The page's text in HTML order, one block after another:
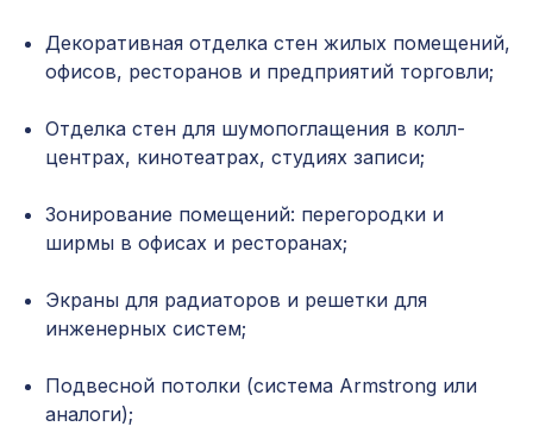
1850х16х16 мм
257 ₽
Перфорированная панель ГОТИКА,
Перфорированная панель ВЕРОНИКА,
1000х680мм, ХДФ, ольха
ПОРТАЛ КВАДРО, белый
Архитектурная доска, 135х30мм
2,0м, белое дерево
2372 ₽
Декоративная отделка стен жилых помещений,
офисов, ресторанов и предприятий торговли;
Отделка стен для шумопоглащения в колл-
центрах, кинотеатрах, студиях записи;
Зонирование помещений: перегородки и
ширмы в офисах и ресторанах;
Экраны для радиаторов и решетки для
инженерных систем;
Подвесной потолки (система Armstrong или
аналоги);